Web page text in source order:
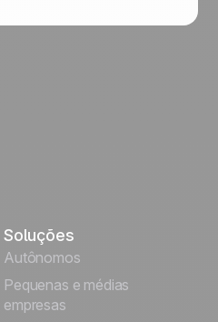
Soluções
Autônomos
Pequenas e médias
empresas